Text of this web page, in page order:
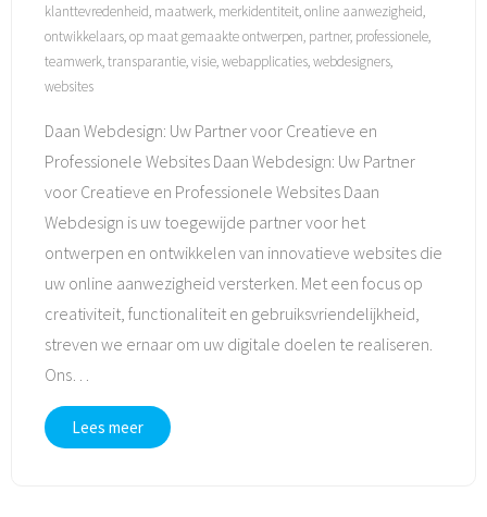
klanttevredenheid, maatwerk, merkidentiteit,online aanwezigheid,
ontwikkelaars,op maat gemaakte ontwerpen, partner, professionele,
teamwerk,transparantie,visie,webapplicaties,webdesigners,
websites
Daan Webdesign: Uw Partner voor Creatieve en
Professionele Websites Daan Webdesign: Uw Partner
voor Creatieve en Professionele Websites Daan
Webdesign is uw toegewijde partner voor het
ontwerpen en ontwikkelen van innovatieve websites die
uw online aanwezigheid versterken. Met een focus op
creativiteit, functionaliteit en gebruiksvriendelijkheid,
streven we ernaar om uw digitale doelen te realiseren.
Ons
Lees meer